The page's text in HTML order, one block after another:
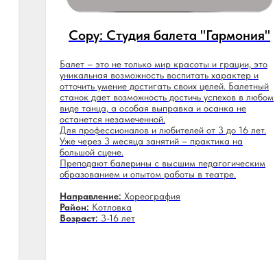
Copy: Студия балета "Гармония"
Балет – это не только мир красоты и грации, это
уникальная возможность воспитать характер и
отточить умение достигать своих целей. Балетный
станок дает возможность достичь успехов в любом
виде танца, а особая выправка и осанка не
останется незамеченной.
Для профессионалов и любителей от 3 до 16 лет.
Уже через 3 месяца занятий – практика на
большой сцене.
Преподают балерины с высшим педагогическим
образованием и опытом работы в театре.
Направление: Хореография
Район: Котловка
Возраст: 3-16 лет